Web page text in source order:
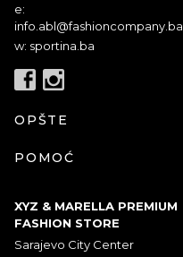
e:
info.abl@fashioncompany.ba
w: sportina.ba
OPŠTE
POMOĆ
XYZ & MARELLA PREMIUM
FASHION STORE
Sarajevo City Center